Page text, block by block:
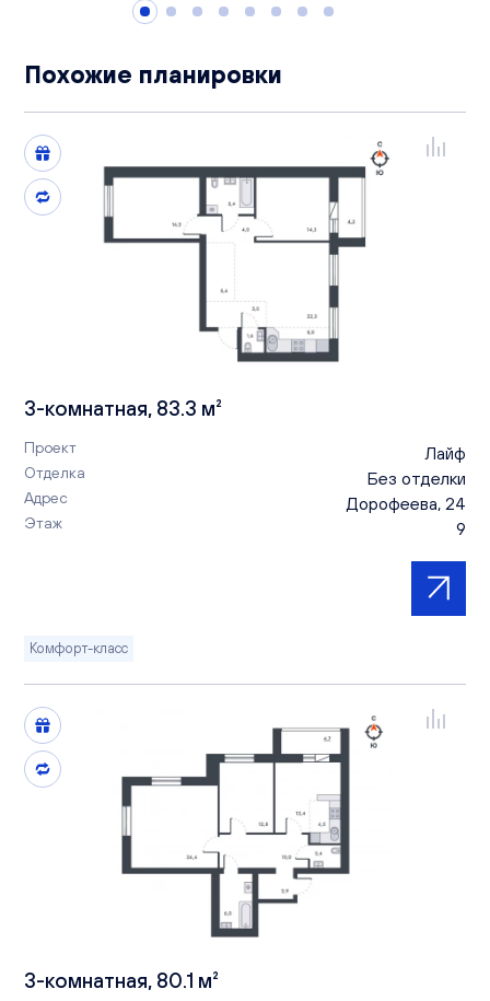
Похожие планировки
3-комнатная, 83.3 м²
Проект Лайф
Отделка Без отделки
Адрес Дорофеева, 24
Этаж 9
Комфорт-класс
3-комнатная, 80.1 м²